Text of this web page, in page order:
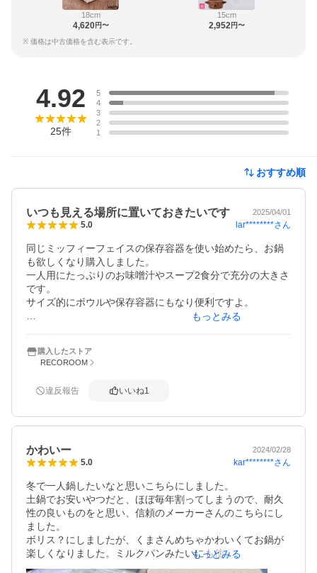
18cm
4,620円〜
15cm
2,952 円〜
※ 価格は中古価格を含む表示です。
4.92
25件
5
4
3
2
1
おすすめ順
いつも見える場所に置いておきたいです 2025/04/01
5.0 lar********さん
同じミッフィーフェイスの保存容器を使い始めたら、お鍋
も欲しくなり購入しました。
一人用にたっぷりのお味噌汁やスープ2食分で充分の大きさ
です。
サイズ的にボウルや保存容器にもなり便利ですよ。
送料無料にするために孫用にとマグカップも購入したので
すが、こちらも食器棚のよく見える場所に鎮座していま
ありがとうございました。
もっとみる
購入したストア
RECOROOM
違反報告 いいね1
かわいー 2024/02/28
5.0 kar********さん
冬で一人鍋したいなと思いこちらにしました。
土鍋でお安いやつだと、ほぼ毎年割ってしまうので、耐久
性の良いものをと思い、信頼のメーカーさんのこちらにし
ました。
ボリス？にしましたが、くまさんめちゃかわいくてお鍋が
楽しくなりました。ミルクパンみたいにも使えるのでココ
アもおすすめです。
もっとみる